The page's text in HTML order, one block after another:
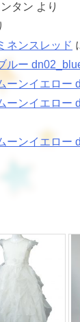
ンタン より
ネンスレッド
ルー
ーンイエロー
ーンイエロー
ーンイエロー